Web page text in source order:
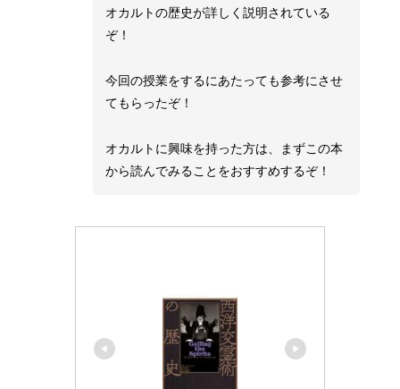
オカルトの歴史が詳しく説明されている
ぞ！
今回の授業をするにあたっても参考にさせ
てもらったぞ！
オカルトに興味を持った方は、まずこの本
から読んでみることをおすすめするぞ！